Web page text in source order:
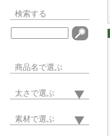
検索する
商品名で選ぶ
太さで選ぶ
素材で選ぶ